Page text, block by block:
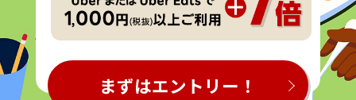
まずはエントリー！